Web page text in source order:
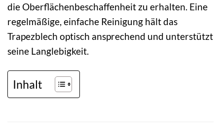
die Oberflächenbeschaffenheit zu erhalten. Eine
regelmäßige, einfache Reinigung hält das
Trapezblech optisch ansprechend und unterstützt
seine Langlebigkeit.
Inhalt